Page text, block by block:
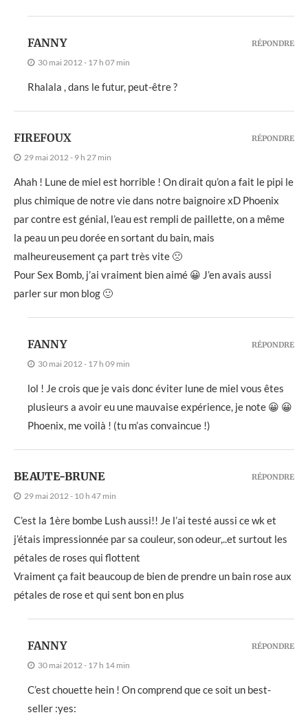
FANNY
30 mai 2012 - 17 h 07 min
Rhalala , dans le futur, peut-être ?
RÉPONDRE
FIREFOUX
29 mai 2012 - 9 h 27 min
Ahah ! Lune de miel est horrible ! On dirait qu’on a fait le pipi le
plus chimique de notre vie dans notre baignoire xD Phoenix
par contre est génial, l’eau est rempli de paillette, on a même
la peau un peu dorée en sortant du bain, mais
malheureusement ça part très vite 🙁
Pour Sex Bomb, j’ai vraiment bien aimé 😀 J’en avais aussi
parler sur mon blog 🙂
RÉPONDRE
FANNY
30 mai 2012 - 17 h 09 min
lol ! Je crois que je vais donc éviter lune de miel vous êtes
plusieurs a avoir eu une mauvaise expérience, je note 😀 😀
Phoenix, me voilà ! (tu m’as convaincue !)
RÉPONDRE
BEAUTE-BRUNE
29 mai 2012 - 10 h 47 min
C’est la 1ère bombe Lush aussi!! Je l’ai testé aussi ce wk et
j’étais impressionnée par sa couleur, son odeur,..et surtout les
pétales de roses qui flottent
Vraiment ça fait beaucoup de bien de prendre un bain rose aux
pétales de rose et qui sent bon en plus
RÉPONDRE
FANNY
30 mai 2012 - 17 h 14 min
C’est chouette hein ! On comprend que ce soit un best-
seller :yes:
RÉPONDRE